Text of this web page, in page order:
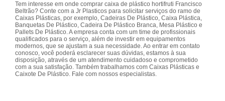
Tem interesse em onde comprar caixa de plástico hortifruti Francisco
Beltrão? Conte com a Jr Plasticos para solicitar serviços do ramo de
Caixas Plásticas, por exemplo, Cadeiras De Plástico, Caixa Plástica,
Banquetas De Plástico, Cadeira De Plástico Branca, Mesa Plástico e
Pallets De Plástico. A empresa conta com um time de profissionais
qualificados para o serviço, além de investir em equipamentos
modernos, que se ajustam a sua necessidade. Ao entrar em contato
conosco, você poderá esclarecer suas dúvidas, estamos à sua
disposição, através de um atendimento cuidadoso e comprometido
com a sua satisfação. Também trabalhamos com Caixas Plásticas e
Caixote De Plástico. Fale com nossos especialistas.